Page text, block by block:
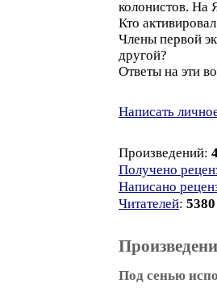
колонистов. На
Кто
Члены первой
другой?
Ответы на эти
Написать
Произведений:
Получено
Написано
Читателей: 5380
Под сенью